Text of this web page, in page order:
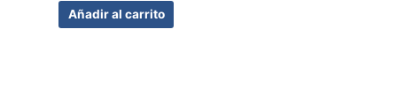
Añadir al carrito